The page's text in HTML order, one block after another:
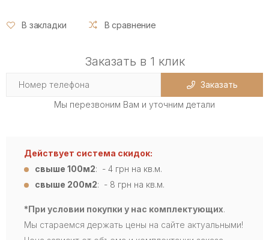
В закладки В сравнение
Заказать в 1 клик
Заказать
Мы перезвоним Вам и уточним детали
Действует система скидок:
свыше 100м2: - 4 грн на кв.м.
свыше 200м2: - 8 грн на кв.м.
*При условии покупки у нас комплектующих.
Мы стараемся держать цены на сайте актуальными!